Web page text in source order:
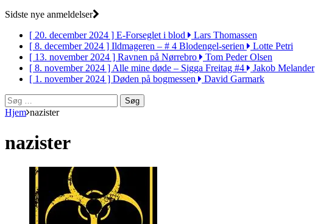
Sidste nye anmeldelser
[ 20. december 2024 ] E-Forseglet i blod
Lars Thomassen
[ 8. december 2024 ] Ildmageren – # 4 Blodengel-serien
Lotte Petri
[ 13. november 2024 ] Ravnen på Nørrebro
Tom Peder Olsen
[ 8. november 2024 ]Alle mine døde – Sigga Freitag #4
Jakob Melander
[ 1. november 2024 ] Døden på bogmessen
David Garmark
Søg
efter:
Hjem nazister
nazister